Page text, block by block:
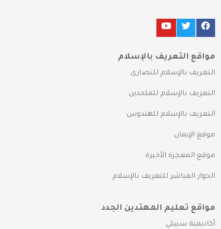
مواقع التعريف بالإسلام
التعريف بالإسلام للنصارى
التعريف بالإسلام للملحدين
التعريف بالإسلام للهندوس
موقع الإيمان
موقع المعجزة الأخيرة
الحوار المباشر للتعريف بالإسلام
مواقع تعليم المهتدين الجدد
أكاديمية سبيلي